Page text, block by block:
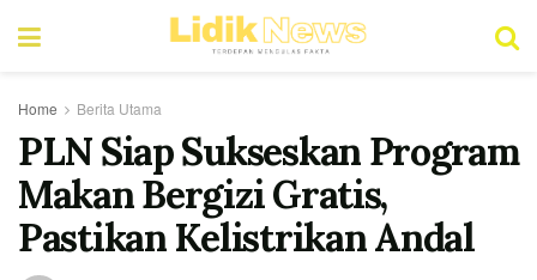
Home Berita Utama
PLN Siap Sukseskan Program
Makan Bergizi Gratis,
Pastikan Kelistrikan Andal